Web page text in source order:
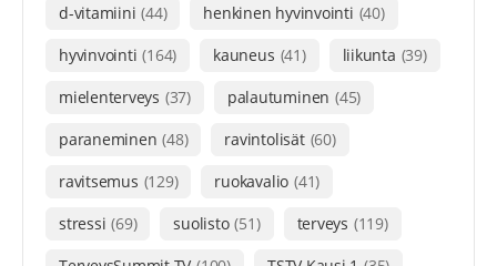
d-vitamiini (44) henkinen hyvinvointi (40)
hyvinvointi (164) kauneus (41) liikunta (39)
mielenterveys (37) palautuminen (45)
paraneminen (48) ravintolisät (60)
ravitsemus (129) ruokavalio (41)
stressi (69) suolisto (51) terveys (119)